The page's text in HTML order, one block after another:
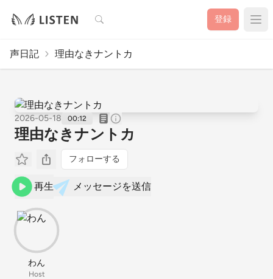
検索 登録
声日記 理由なきナントカ
2026-05-18 00:12
理由なきナントカ
フォローする
再生 メッセージを送信
わん
Host